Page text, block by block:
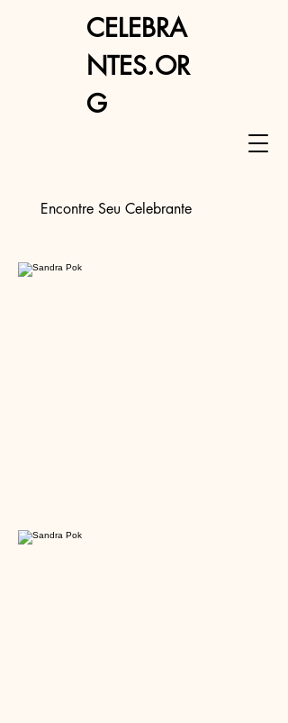
Encontre Seu Celebrante
CELEBRA
NTES.OR
G